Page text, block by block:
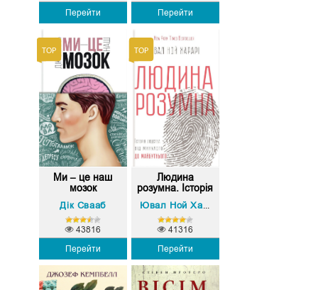
Перейти Перейти
Ми – це наш
мозок
Дік Свааб
Перейти
43816
Людина
розумна. Історія
Ювал Ной Харарі
Перейти
41316